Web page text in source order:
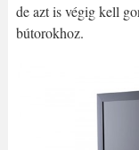
de azt is végig kell
bútorokhoz.